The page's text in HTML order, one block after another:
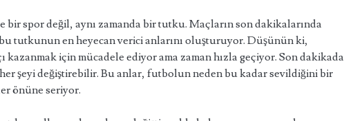
bir spor değil, aynı zamanda bir tutku. Maçların son dakikalarında
tutkunun en heyecan verici anlarını oluşturuyor. Düşünün ki,
kazanmak için mücadele ediyor ama zaman hızla geçiyor. Son dakikada
şeyi değiştirebilir. Bu anlar, futbolun neden bu kadar sevildiğini bir
önüne seriyor.